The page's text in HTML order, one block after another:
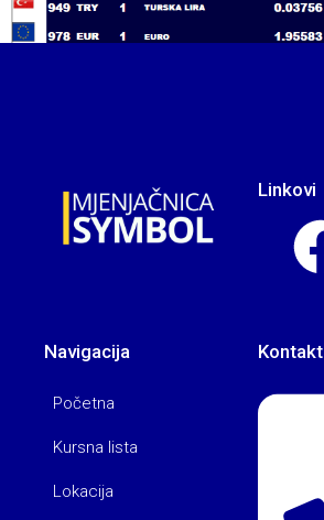
Linkovi
Navigacija
Početna
Kursna lista
Lokacija
Kontakt